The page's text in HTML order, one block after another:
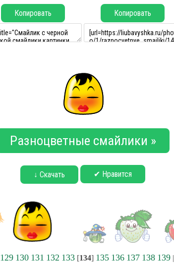
Копировать Копировать
Разноцветные смайлики »
↓ Скачать ✔ Нравится
129 130 131 132 133[134] 135 136 137 138 139|